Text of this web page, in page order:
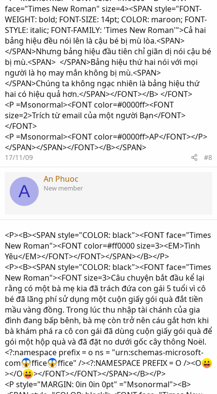
face="Times New Roman" size=4><SPAN style="FONT-
WEIGHT: bold; FONT-SIZE: 14pt; COLOR: maroon; FONT-
STYLE: italic; FONT-FAMILY: 'Times New Roman'">Cả hai
bảng hiệu đều nói lên là cậu bé bị mù lòa.<SPAN>
</SPAN>Nhưng bảng hiệu đầu tiên chỉ giãn dị nói cậu bé
bị mù.<SPAN> </SPAN>Bảng hiệu thứ hai nói với mọi
người là họ may mắn không bị mù.<SPAN>
</SPAN>Chúng ta không ngạc nhiên là bảng hiệu thứ
hai có hiệu quả hơn.</SPAN></FONT></B> </FONT>
<P =Msonormal><FONT color=#0000ff><FONT
size=2>Trích từ email của một người Bạn</FONT>
</FONT>
<P =Msonormal><FONT color=#0000ff>AP</FONT></P>
</SPAN></SPAN></FONT></B></SPAN>
17/11/09 #8
A
An Phuoc
New member
<P><B><SPAN style="COLOR: black"><FONT face="Times
New Roman"><FONT color=#ff0000 size=3><EM>Tình
Yêu</EM></FONT></FONT></SPAN></B></P>
<P><B><SPAN style="COLOR: black"><FONT face="Times
New Roman"><FONT size=3>Câu chuyện bắt đầu kể lại
rằng có một bà mẹ kia đã trách đứa con gái 5 tuổi vì cô
bé đã lãng phí sử dụng một cuộn giấy gói quà đắt tiền
mầu vàng đồng. Trong lúc thu nhập tài chánh của gia
đình đang bấp bênh, bà mẹ còn trở nên cáu gắt hơn khi
bà khám phá ra cô con gái đã dùng cuộn giấy gói quà để
gói một hộp quà và đã đặt no dưới gốc cây thông Noël.
<?:namespace prefix = o ns = "urn:schemas-microsoft-
com
ffice
ffice" /><?:NAMESPACE PREFIX = O /><O
></O
></FONT></FONT></SPAN></B></P>
<P style="MARGIN: 0in 0in 0pt" ="Msonormal"><B>